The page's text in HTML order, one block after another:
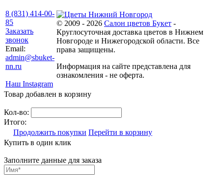
8 (831) 414-00-
85
Заказать
звонок
Email:
admin@sbuket-
nn.ru
Наш Instagram
© 2009 - 2026 Салон цветов Букет -
Круглосуточная доставка цветов в Нижнем
Новгороде и Нижегородской области. Все
права защищены.
Информация на сайте представлена для
ознакомления - не оферта.
Товар добавлен в корзину
Кол-во:
Итого:
Продолжить покупки Перейти в корзину
Купить в один клик
Заполните данные для заказа